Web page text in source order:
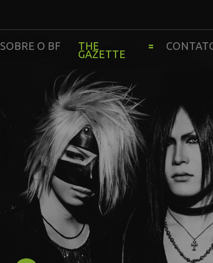
SOBRE O BF THE
GAZETTE